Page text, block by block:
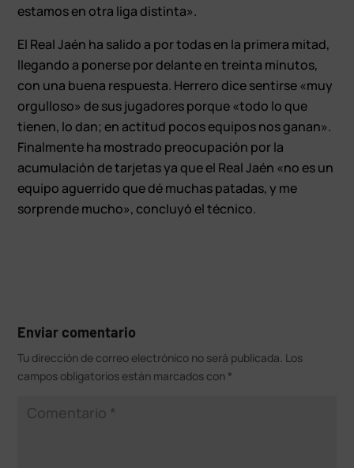
estamos en otra liga distinta».
El Real Jaén ha salido a por todas en la primera mitad,
llegando a ponerse por delante en treinta minutos,
con una buena respuesta. Herrero dice sentirse «muy
orgulloso» de sus jugadores porque «todo lo que
tienen, lo dan; en actitud pocos equipos nos ganan».
Finalmente ha mostrado preocupación por la
acumulación de tarjetas ya que el Real Jaén «no es un
equipo aguerrido que dé muchas patadas, y me
sorprende mucho», concluyó el técnico.
Enviar comentario
Tu dirección de correo electrónico no será publicada. Los
campos obligatorios están marcados con *